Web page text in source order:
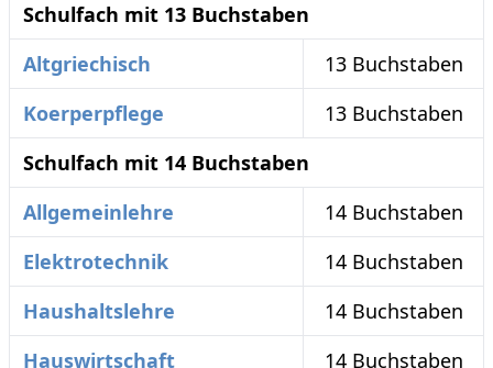
Schulfach mit 13 Buchstaben
Altgriechisch
13 Buchstaben
Koerperpflege
13 Buchstaben
Schulfach mit 14 Buchstaben
Allgemeinlehre
14 Buchstaben
Elektrotechnik
14 Buchstaben
Haushaltslehre
14 Buchstaben
Hauswirtschaft
14 Buchstaben